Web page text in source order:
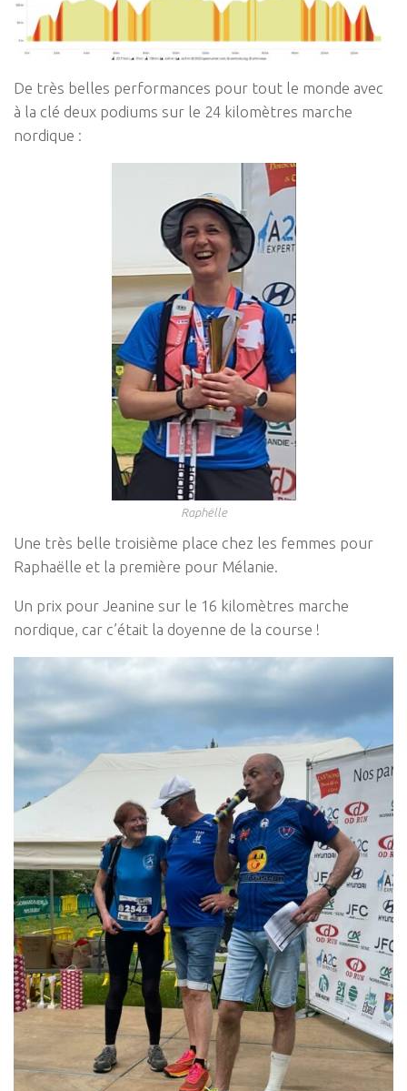
De très belles performances pour tout le monde avec
à la clé deux podiums sur le 24 kilomètres marche
nordique :
Raphëlle
Une très belle troisième place chez les femmes pour
Raphaëlle et la première pour Mélanie.
Un prix pour Jeanine sur le 16 kilomètres marche
nordique, car c’était la doyenne de la course !